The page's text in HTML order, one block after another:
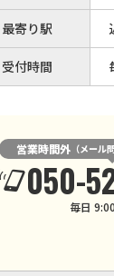
最寄り駅
受付時間
営業時間外（メール
050-
毎日